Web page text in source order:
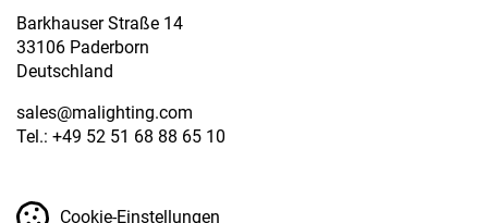
Barkhauser Straße 14
33106 Paderborn
Deutschland
sales@malighting.com
Tel.: +49 52 51 68 88 65 10
Cookie-Einstellungen